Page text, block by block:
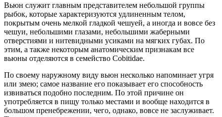
Вьюн служит главным представителем небольшой группы
рыбок, которые характеризуются удлиненным телом,
покрытым очень мелкой гладкой чешуей, а иногда и вовсе без
чешуи, небольшими глазами, небольшими жаберными
отверстиями и нитевидными усиками на мягких губах. По
этим, а также некоторым анатомическим признакам все
вьюны отделяются в семейство Cobitidae.
По своему наружному виду вьюн несколько напоминает угря
или змею; самое название его показывает его способность
извиваться подобно последним. По этой причине он
употребляется в пищу только местами и вообще находится в
большом пренебрежении, чего, однако, вовсе не заслуживает.